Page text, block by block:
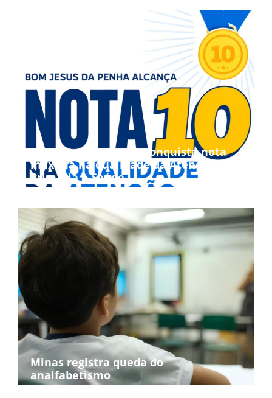
Bom Jesus da Penha conquista nota
máxima na qualidade da Atenção
Primária à Saúde
Minas registra queda do
analfabetismo